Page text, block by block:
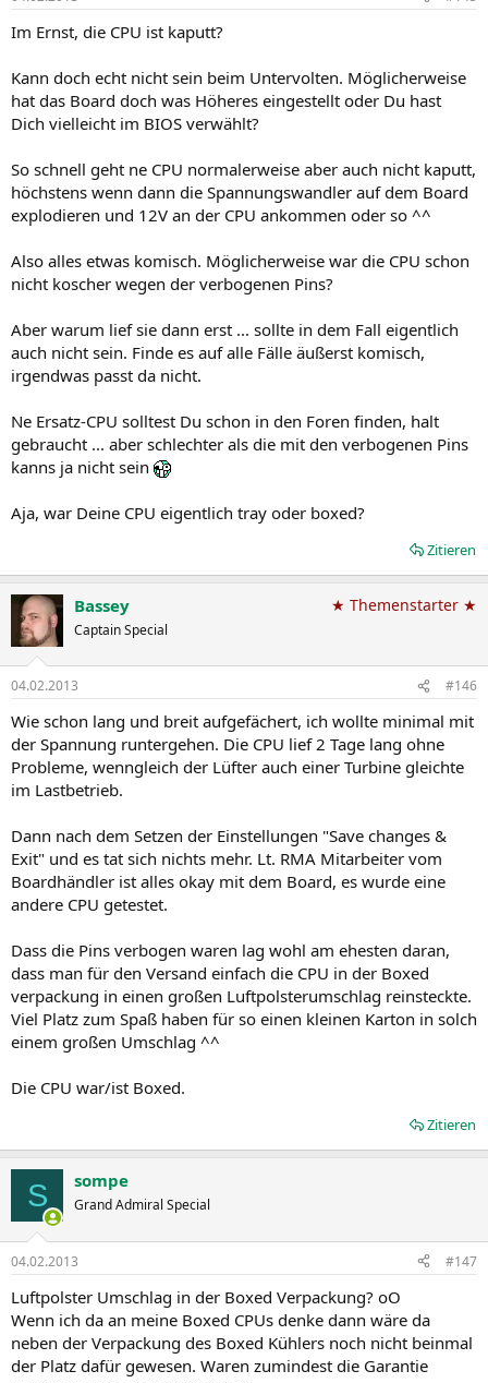
Im Ernst, die CPU ist kaputt?
Kann doch echt nicht sein beim Untervolten. Möglicherweise
hat das Board doch was Höheres eingestellt oder Du hast
Dich vielleicht im BIOS verwählt?
So schnell geht ne CPU normalerweise aber auch nicht kaputt,
höchstens wenn dann die Spannungswandler auf dem Board
explodieren und 12V an der CPU ankommen oder so ^^
Also alles etwas komisch. Möglicherweise war die CPU schon
nicht koscher wegen der verbogenen Pins?
Aber warum lief sie dann erst ... sollte in dem Fall eigentlich
auch nicht sein. Finde es auf alle Fälle äußerst komisch,
irgendwas passt da nicht.
Ne Ersatz-CPU solltest Du schon in den Foren finden, halt
gebraucht ... aber schlechter als die mit den verbogenen Pins
kanns ja nicht sein
Aja, war Deine CPU eigentlich tray oder boxed?
Zitieren
Bassey
Captain Special
★ Themenstarter ★
04.02.2013 #146
Wie schon lang und breit aufgefächert, ich wollte minimal mit
der Spannung runtergehen. Die CPU lief 2 Tage lang ohne
Probleme, wenngleich der Lüfter auch einer Turbine gleichte
im Lastbetrieb.
Dann nach dem Setzen der Einstellungen "Save changes &
Exit" und es tat sich nichts mehr. Lt. RMA Mitarbeiter vom
Boardhändler ist alles okay mit dem Board, es wurde eine
andere CPU getestet.
Dass die Pins verbogen waren lag wohl am ehesten daran,
dass man für den Versand einfach die CPU in der Boxed
verpackung in einen großen Luftpolsterumschlag reinsteckte.
Viel Platz zum Spaß haben für so einen kleinen Karton in solch
einem großen Umschlag ^^
Die CPU war/ist Boxed.
Zitieren
S sompe
Grand Admiral Special
04.02.2013 #147
Luftpolster Umschlag in der Boxed Verpackung? oO
Wenn ich da an meine Boxed CPUs denke dann wäre da
neben der Verpackung des Boxed Kühlers noch nicht beinmal
der Platz dafür gewesen. Waren zumindest die Garantie